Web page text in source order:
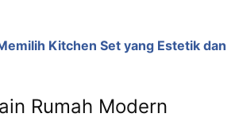
Kitchen Set yang Estetik dan
Rumah Modern